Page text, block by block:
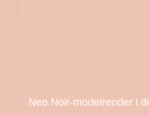
Neo Noir-modetrender i